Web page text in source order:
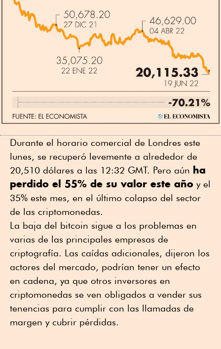
Durante el horario comercial de Londres este
lunes, se recuperó levemente a alrededor de
20,510 dólares a las 12:32 GMT. Pero aún ha
perdido el 55% de su valor este año y el
35% este mes, en el último colapso del sector
de las criptomonedas.
La baja del bitcoin sigue a los problemas en
varias de las principales empresas de
criptografía. Las caídas adicionales, dijeron los
actores del mercado, podrían tener un efecto
en cadena, ya que otros inversores en
criptomonedas se ven obligados a vender sus
tenencias para cumplir con las llamadas de
margen y cubrir pérdidas.